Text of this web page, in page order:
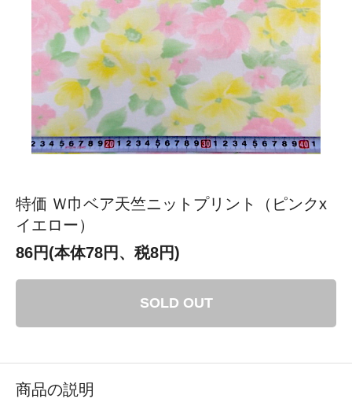
特価 Ｗ巾ベア天竺ニットプリント（ピンクx
イエロー）
86円(本体78円、税8円)
SOLD OUT
商品の説明